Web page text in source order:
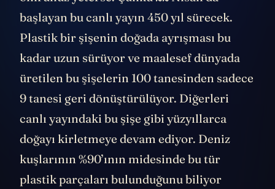
başlayan bu canlı yayın 450 yıl sürecek.
Plastik bir şişenin doğada ayrışması bu
kadar uzun sürüyor ve maalesef dünyada
üretilen bu şişelerin 100 tanesinden sadece
9 tanesi geri dönüştürülüyor. Diğerleri
canlı yayındaki bu şişe gibi yüzyıllarca
doğayı kirletmeye devam ediyor. Deniz
kuşlarının %90’ının midesinde bu tür
plastik parçaları bulunduğunu biliyor